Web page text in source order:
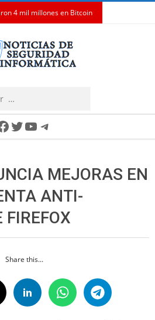
4 mil millones en Bitcoin
Twitter
YouTube
Telegram
MEJORAS EN
ANTI-
FIREFOX
Share this...